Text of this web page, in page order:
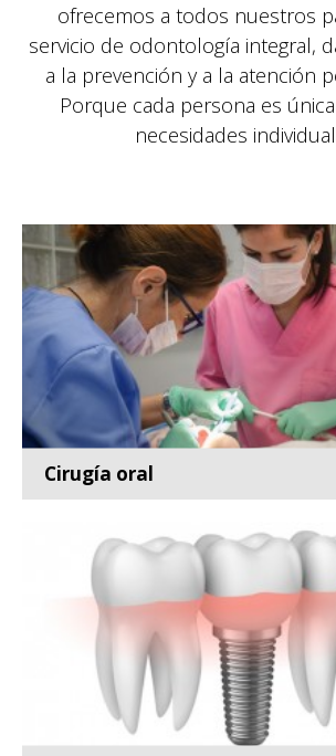
ofrecemos a todos nuestros
servicio de odontología integral,
a la prevención y a la atención
Porque cada persona es
necesidades
Cirugía oral
Especialidad de la odontología que se
Leer más